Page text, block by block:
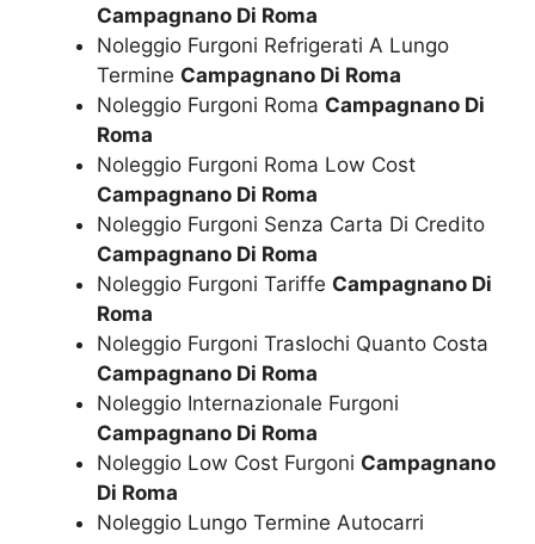
Campagnano Di Roma
Noleggio Furgoni Refrigerati A Lungo
Termine Campagnano Di Roma
Noleggio Furgoni Roma Campagnano Di
Roma
Noleggio Furgoni Roma Low Cost
Campagnano Di Roma
Noleggio Furgoni Senza Carta Di Credito
Campagnano Di Roma
Noleggio Furgoni Tariffe Campagnano Di
Roma
Noleggio Furgoni Traslochi Quanto Costa
Campagnano Di Roma
Noleggio Internazionale Furgoni
Campagnano Di Roma
Noleggio Low Cost Furgoni Campagnano
Di Roma
Noleggio Lungo Termine Autocarri